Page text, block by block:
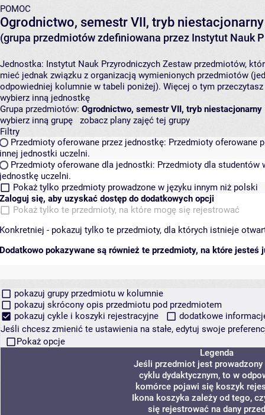
POMOC
Ogrodnictwo, semestr VII, tryb niestacjonarny
(grupa przedmiotów zdefiniowana przez Instytut Nauk
Jednostka: Instytut Nauk Przyrodniczych Zestaw przedmiotów,
mieć jednak związku z organizacją wymienionych przedmiotów
odpowiedniej kolumnie w tabeli poniżej). Więcej o tym
wybierz inną jednostkę
Grupa przedmiotów: Ogrodnictwo, semestr VII, tryb niestacjonarny
wybierz inną grupę
zobacz plany zajęć tej grupy
Filtry
Przedmioty oferowane przez jednostkę: Przedmioty oferowane
innej jednostki uczelni.
Przedmioty oferowane dla jednostki: Przedmioty dla studentów
jednostkę uczelni.
Pokaż tylko przedmioty prowadzone w języku innym niż polski
Zaloguj się, aby uzyskać dostęp do dodatkowych opcji
Pokaż tylko te przedmioty, na które mogę się rejestrować
Konkretniej - pokazuj tylko te przedmioty, dla których istnieje
Dodatkowo pokazywane są również te przedmioty, na które jesteś
pokazuj grupy przedmiotu w kolumnie
pokazuj skrócony opis przedmiotu pod przedmiotem
pokazuj cykle i koszyki rejestracyjne
dodatkowe
Jeśli chcesz zmienić te ustawienia na stałe, edytuj swoje
Pokaż opcje
Legenda
Jeśli przedmiot jest prowadzony
cyklu dydaktycznym, to w
komórce pojawi się koszyk
Ikona koszyka zależy od tego,
się rejestrować na dany